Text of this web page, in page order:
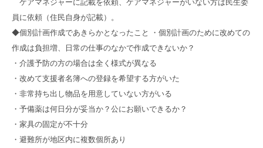
ケアマネジャーに記載を依頼、ケアマネジャーがいない方は民生委
員に依頼（住民自身が記載）。
◆個別計画作成であきらかとなったこと ・個別計画のために改めての
作成は負担増、日常の仕事のなかで作成できないか？
・介護予防の方の場合は全く様式が異なる
・改めて支援者名簿への登録を希望する方がいた
・非常持ち出し物品を用意していない方がいる
・予備薬は何日分が妥当か？公にお願いできるか？
・家具の固定が不十分
・避難所が地区内に複数個所あり